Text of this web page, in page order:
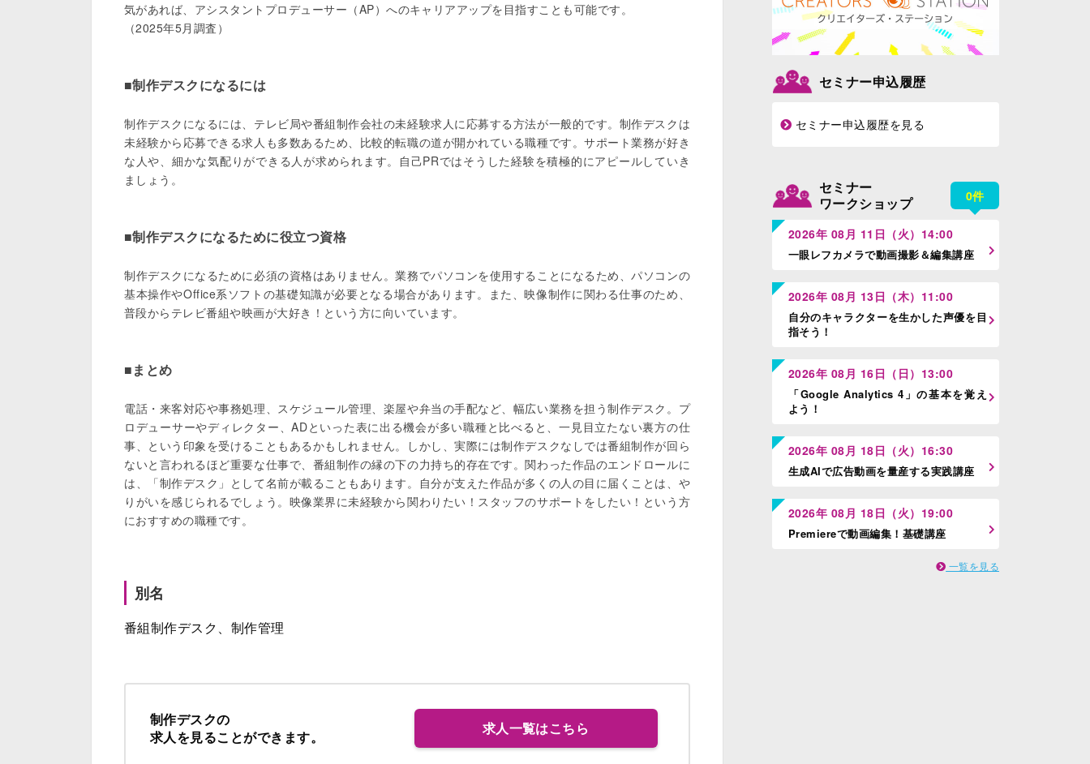
気があれば、アシスタントプロデューサー（AP）へのキャリアアップを目指すことも可能です。
（2025年5月調査）
■制作デスクになるには
制作デスクになるには、テレビ局や番組制作会社の未経験求人に応募する方法が一般的です。制作デスクは
未経験から応募できる求人も多数あるため、比較的転職の道が開かれている職種です。サポート業務が好き
な人や、細かな気配りができる人が求められます。自己PRではそうした経験を積極的にアピールしていき
ましょう。
■制作デスクになるために役立つ資格
制作デスクになるために必須の資格はありません。業務でパソコンを使用することになるため、パソコンの
基本操作やOffice系ソフトの基礎知識が必要となる場合があります。また、映像制作に関わる仕事のため、
普段からテレビ番組や映画が大好き！という方に向いています。
■まとめ
電話・来客対応や事務処理、スケジュール管理、楽屋や弁当の手配など、幅広い業務を担う制作デスク。プ
ロデューサーやディレクター、ADといった表に出る機会が多い職種と比べると、一見目立たない裏方の仕
事、という印象を受けることもあるかもしれません。しかし、実際には制作デスクなしでは番組制作が回ら
ないと言われるほど重要な仕事で、番組制作の縁の下の力持ち的存在です。関わった作品のエンドロールに
は、「制作デスク」として名前が載ることもあります。自分が支えた作品が多くの人の目に届くことは、や
りがいを感じられるでしょう。映像業界に未経験から関わりたい！スタッフのサポートをしたい！という方
におすすめの職種です。
別名
番組制作デスク、制作管理
制作デスクの
求人を見ることができます。
求人一覧はこちら
セミナー申込履歴
セミナー申込履歴を見る
セミナー
ワークショップ
0件
2026年 08月 11日（火）14:00
一眼レフカメラで動画撮影＆編集講座
2026年 08月 13日（木）11:00
自分のキャラクターを生かした声優を目
指そう！
2026年 08月 16日（日）13:00
「Google Analytics 4」の基本を覚え
よう！
2026年 08月 18日（火）16:30
生成AIで広告動画を量産する実践講座
2026年 08月 18日（火）19:00
Premiereで動画編集！基礎講座
一覧を見る